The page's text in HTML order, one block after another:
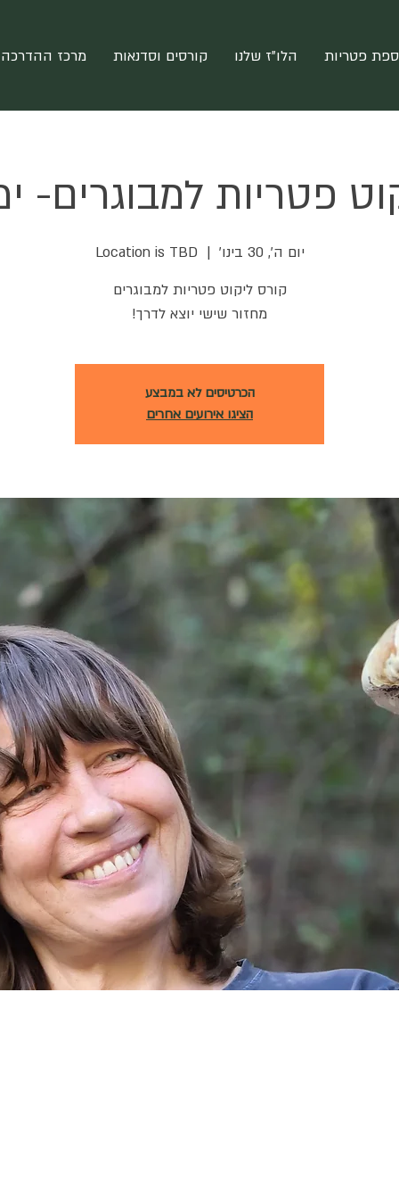
פטריות הלו"ז שלנו קורסים וסדנאות מרכז ההדרכה
פטריות למבוגרים-
יום ה׳, 30 בינו׳
  |
Location is TBD
מחזור שישי יוצא לדרך!
הכרטיסים לא במבצע
הציגו אירועים אחרים